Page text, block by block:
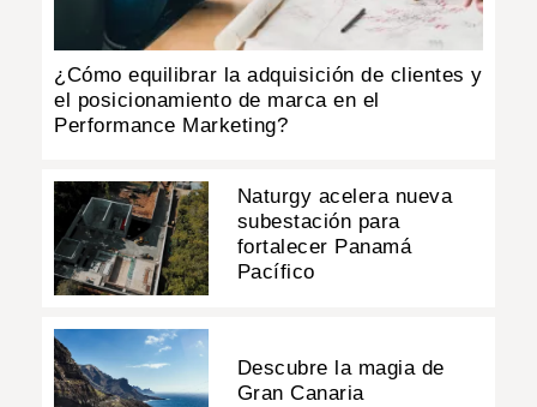
¿Cómo equilibrar la adquisición de clientes y
el posicionamiento de marca en el
Performance Marketing?
Naturgy acelera nueva
subestación para
fortalecer Panamá
Pacífico
Descubre la magia de
Gran Canaria